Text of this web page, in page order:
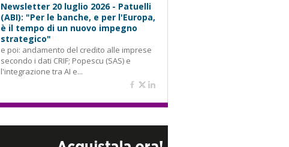
Newsletter 20 luglio 2026 - Patuelli
(ABI): "Per le banche, e per l'Europa,
è il tempo di un nuovo impegno
strategico"
e poi: andamento del credito alle imprese
secondo i dati CRIF; Popescu (SAS) e
l'integrazione tra AI e...